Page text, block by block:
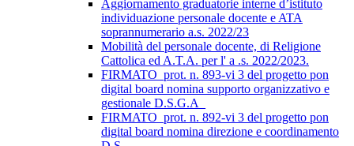
Aggiornamento graduatorie interne d’istituto
individuazione personale docente e ATA
soprannumerario a.s. 2022/23
Mobilità del personale docente, di Religione
Cattolica ed A.T.A. per l' a .s. 2022/2023.
FIRMATO_prot. n. 893-vi 3 del progetto pon
digital board nomina supporto organizzativo e
gestionale D.S.G.A_
FIRMATO_prot. n. 892-vi 3 del progetto pon
digital board nomina direzione e coordinamento